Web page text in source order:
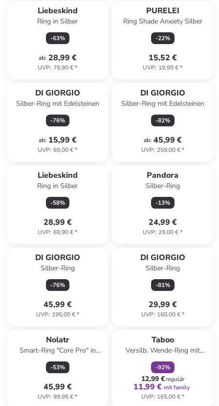
Liebeskind
Ring in Silber
-63%
ab: 28,99 €
UVP: 79,90 €*
PURELEI
Ring Shade Anxiety Silber
-22%
15,52 €
UVP: 19,90 €*
DI GIORGIO
Silber-Ring mit Edelsteinen
-76%
ab: 15,99 €
UVP: 69,00 €*
DI GIORGIO
Silber-Ring mit Edelsteinen
-82%
ab: 45,99 €
UVP: 259,00 €*
Liebeskind
Ring in Silber
-58%
28,99 €
UVP: 69,90 €*
Pandora
Silber-Ring
-13%
24,99 €
UVP: 29,00 €*
DI GIORGIO
Silber-Ring
-76%
45,99 €
UVP: 195,00 €*
DI GIORGIO
Silber-Ring
-81%
29,99 €
UVP: 160,00 €*
Nolatr
Smart-Ring "Core Pro" in
Silber
-53%
45,99 €
UVP: 99,95 €*
Taboo
Versilb. Wende-Ring mit
Edelsteinen
-92%
12,99 €regulär
11,99 € mit family
UVP: 165,00 €*